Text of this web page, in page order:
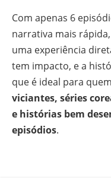
Com apenas 6
narrativa mais
uma experiência
tem impacto, e a
que é ideal para
viciantes, séries
e histórias bem
episódios.